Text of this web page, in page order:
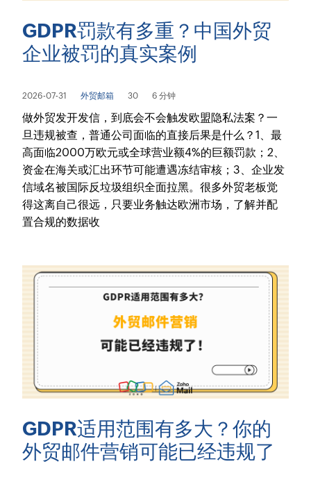
GDPR罚款有多重？中国外贸
企业被罚的真实案例
2026-07-31 外贸邮箱 30 6 分钟
做外贸发开发信，到底会不会触发欧盟隐私法案？一
旦违规被查，普通公司面临的直接后果是什么？1、最
高面临2000万欧元或全球营业额4%的巨额罚款；2、
资金在海关或汇出环节可能遭遇冻结审核；3、企业发
信域名被国际反垃圾组织全面拉黑。很多外贸老板觉
得这离自己很远，只要业务触达欧洲市场，了解并配
置合规的数据收
GDPR适用范围有多大？你的
外贸邮件营销可能已经违规了